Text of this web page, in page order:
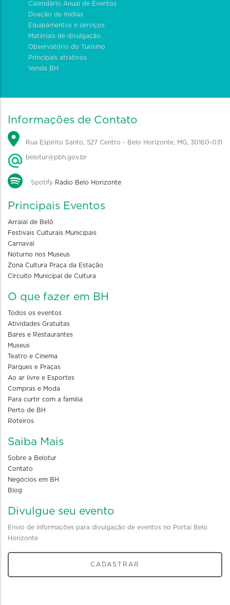
Calendário Anual de Eventos
Doação de mídias
Equipamentos e serviços
Materiais de divulgação
Observatório do Turismo
Principais atrativos
Venda BH
Informações de Contato
Rua Espírito Santo, 527 Centro - Belo Horizonte, MG, 30160-031
belotur@pbh.gov.br
Spotify Rádio Belo Horizonte
Principais Eventos
Arraial de Belô
Festivais Culturais Municipais
Carnaval
Noturno nos Museus
Zona Cultura Praça da Estação
Circuito Municipal de Cultura
O que fazer em BH
Todos os eventos
Atividades Gratuitas
Bares e Restaurantes
Museus
Teatro e Cinema
Parques e Praças
Ao ar livre e Esportes
Compras e Moda
Para curtir com a familia
Perto de BH
Roteiros
Saiba Mais
Sobre a Belotur
Contato
Negócios em BH
Blog
Divulgue seu evento
Envio de informações para divulgação de eventos no Portal Belo
Horizonte
CADASTRAR